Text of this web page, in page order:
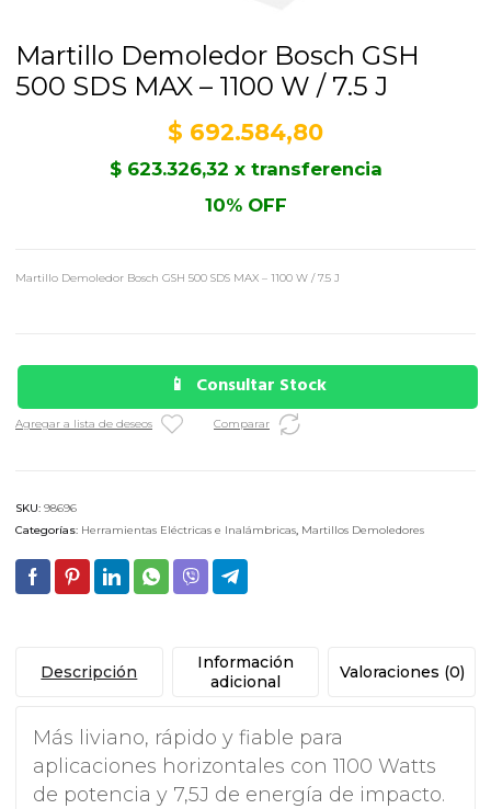
Martillo Demoledor Bosch GSH
500 SDS MAX – 1100 W / 7.5 J
$ 692.584,80
$623.326,32 x transferencia
10% OFF
Martillo Demoledor Bosch GSH 500 SDS MAX – 1100 W / 7.5 J
Consultar Stock
Agregar a lista de deseos Comparar
SKU: 98696
Categorías: Herramientas Eléctricas e Inalámbricas, Martillos Demoledores
Descripción
Información
adicional
Valoraciones (0)
Más liviano, rápido y fiable para
aplicaciones horizontales con 1100 Watts
de potencia y 7,5J de energía de impacto.